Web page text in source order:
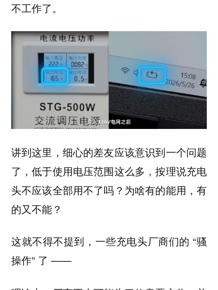
不工作了。
讲到这里，细心的差友应该意识到一个问题
了，低于使用电压范围这么多，按理说充电
头不应该全部用不了吗？为啥有的能用，有
的又不能？
这就不得不提到，一些充电头厂商们的 “骚
操作” 了 ——